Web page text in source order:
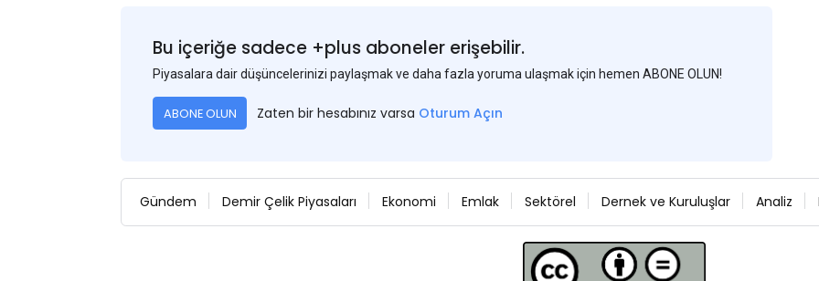
publication. This was a re-export of Donbas material provided by a Russian mill.
Bu içeriğe sadece +plus aboneler erişebilir.
Piyasalara dair düşüncelerinizi paylaşmak ve daha fazla yoruma ulaşmak için hemen ABONE OLUN!
ABONE OLUN Zaten bir hesabınız varsa Oturum Açın
Gündem Demir Çelik Piyasaları Ekonomi Emlak Sektörel Dernek ve Kuruluşlar Analiz